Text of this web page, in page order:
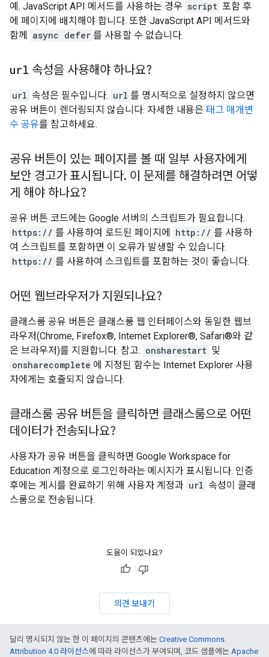
예. JavaScript API 메서드를 사용하는 경우 script 포함 후
에 페이지에 배치해야 합니다. 또한 JavaScript API 메서드와
함께
async defer 를 사용할 수 없습니다.
url 속성을 사용해야 하나요?
url 속성은 필수입니다. url 를 명시적으로 설정하지 않으면
공유 버튼이 렌더링되지 않습니다. 자세한 내용은 태그 매개변
수 공유를 참고하세요.
공유 버튼이 있는 페이지를 볼 때 일부 사용자에게
보안 경고가 표시됩니다. 이 문제를 해결하려면 어떻
게 해야 하나요?
공유 버튼 코드에는 Google 서버의 스크립트가 필요합니다.
https:// 를 사용하여 로드된 페이지에 http:// 를 사용하
여 스크립트를 포함하면 이 오류가 발생할 수 있습니다.
https:// 를 사용하여 스크립트를 포함하는 것이 좋습니다.
어떤 웹브라우저가 지원되나요?
클래스룸 공유 버튼은 클래스룸 웹 인터페이스와 동일한 웹브
라우저(Chrome, Firefox®, Internet Explorer®, Safari®와 같
은 브라우저)를 지원합니다. 참고: onsharestart 및
onsharecomplete 에 지정된 함수는 Internet Explorer 사용
자에게는 호출되지 않습니다.
클래스룸 공유 버튼을 클릭하면 클래스룸으로 어떤
데이터가 전송되나요?
사용자가 공유 버튼을 클릭하면 Google Workspace for
Education 계정으로 로그인하라는 메시지가 표시됩니다. 인증
후에는 게시를 완료하기 위해 사용자 계정과 url 속성이 클래
스룸으로 전송됩니다.
도움이 되었나요?
의견 보내기
달리 명시되지 않는 한 이 페이지의 콘텐츠에는 Creative Commons
Attribution 4.0 라이선스에 따라 라이선스가 부여되며, 코드 샘플에는 Apache